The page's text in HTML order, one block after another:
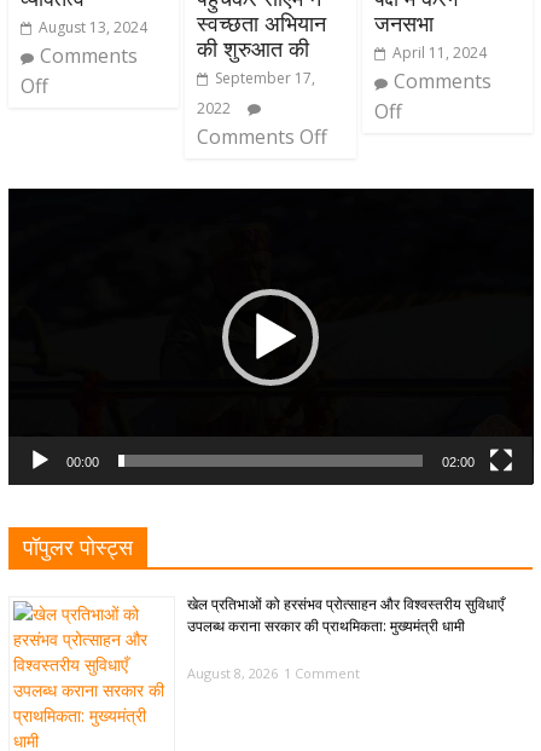
August 13, 2024
Comments
Off
स्वच्छता अभियान
की शुरुआत की
September 17,
2022
Comments Off
जनसभा
April 11, 2024
Comments
Off
00:00 02:00
पॉपुलर पोस्ट्स
खेल प्रतिभाओं को हरसंभव प्रोत्साहन और विश्वस्तरीय सुविधाएँ
उपलब्ध कराना सरकार की प्राथमिकता: मुख्यमंत्री धामी
August 8, 2026 1 Comment